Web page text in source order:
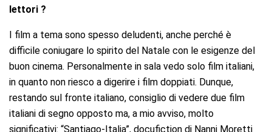
lettori ?
I film a tema sono spesso deludenti, anche perché è
difficile coniugare lo spirito del Natale con le esigenze del
buon cinema. Personalmente in sala vedo solo film italiani,
in quanto non riesco a digerire i film doppiati. Dunque,
restando sul fronte italiano, consiglio di vedere due film
italiani di segno opposto ma, a mio avviso, molto
significativi: “Santiago-Italia”, docufiction di Nanni Moretti